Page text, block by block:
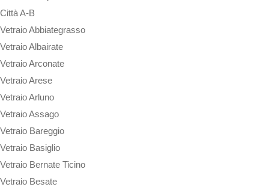
Città A-B
Vetraio Abbiategrasso
Vetraio Albairate
Vetraio Arconate
Vetraio Arese
Vetraio Arluno
Vetraio Assago
Vetraio Bareggio
Vetraio Basiglio
Vetraio Bernate Ticino
Vetraio Besate